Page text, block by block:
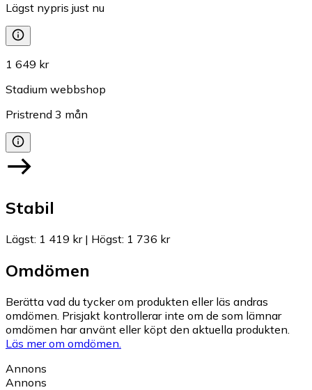
Lägst nypris just nu
1 649 kr
Stadium webbshop
Pristrend 3 mån
Stabil
Lägst: 1 419 kr| Högst: 1 736 kr
Omdömen
Berätta vad du tycker om produkten eller läs andras
omdömen. Prisjakt kontrollerar inte om de som lämnar
omdömen har använt eller köpt den aktuella produkten.
Läs mer om omdömen.
Annons
Annons